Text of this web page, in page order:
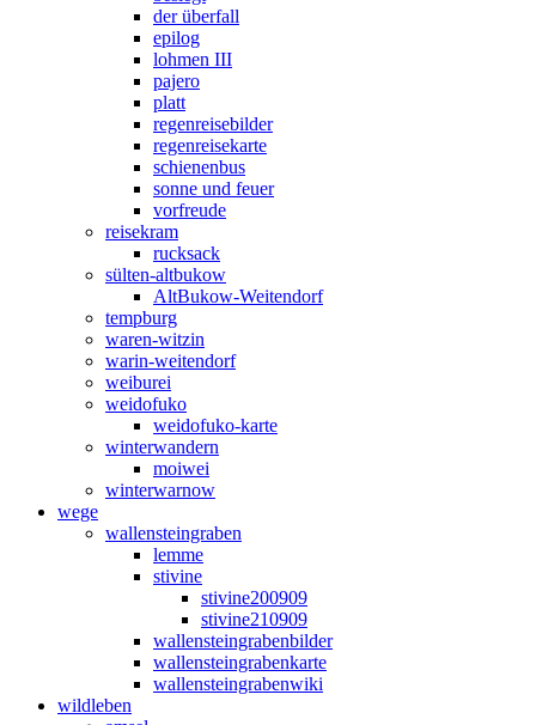
der überfall
epilog
lohmen III
pajero
platt
regenreisebilder
regenreisekarte
schienenbus
sonne und feuer
vorfreude
reisekram
rucksack
sülten-altbukow
AltBukow-Weitendorf
tempburg
waren-witzin
warin-weitendorf
weiburei
weidofuko
weidofuko-karte
winterwandern
moiwei
winterwarnow
wege
wallensteingraben
lemme
stivine
stivine200909
stivine210909
wallensteingrabenbilder
wallensteingrabenkarte
wallensteingrabenwiki
wildleben